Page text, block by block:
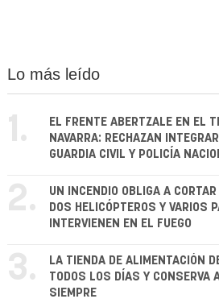
Lo más leído
1.
EL FRENTE ABERTZALE EN EL
NAVARRA: RECHAZAN
GUARDIA CIVIL Y POLICÍA
2.
UN INCENDIO OBLIGA A
DOS HELICÓPTEROS Y VARIOS
INTERVIENEN EN EL FUEGO
3.
LA TIENDA DE ALIMENTACIÓN
TODOS LOS DÍAS Y CONSERVA
SIEMPRE